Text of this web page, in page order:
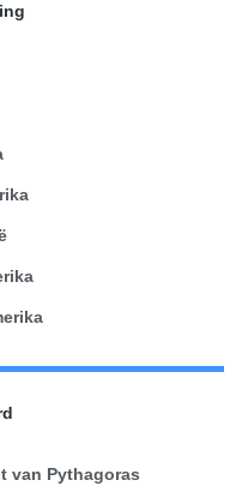
van Pythagoras